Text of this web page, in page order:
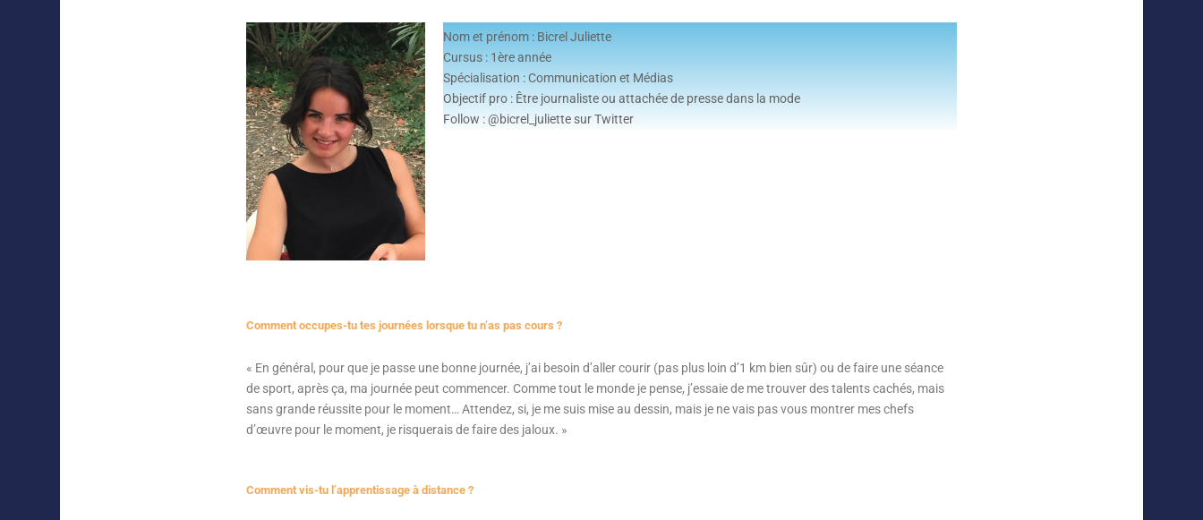
Nom et prénom : Bicrel Juliette
Cursus : 1èreannée
Spécialisation : Communication et Médias
Objectif pro : Être journaliste ou attachée de presse dans la mode
Follow : @bicrel_juliette sur Twitter
Comment occupes-tu tes journées lorsque tu n’as pas cours ?
« En général, pour que je passe une bonne journée, j’ai besoin d’aller courir (pas plus loin d’1 km bien sûr) ou de faire une séance
de sport, après ça, ma journée peut commencer. Comme tout le monde je pense, j’essaie de me trouver des talents cachés, mais
sans grande réussite pour le moment… Attendez, si, je me suis mise au dessin, mais je ne vais pas vous montrer mes chefs
d’œuvre pour le moment, je risquerais de faire des jaloux. »
Comment vis-tu l’apprentissage à distance ?